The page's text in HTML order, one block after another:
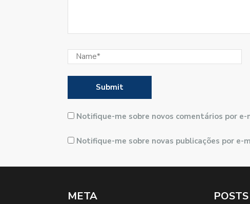
Notifique-me sobre novos comentários por e-
Notifique-me sobre novas publicações por e-
META